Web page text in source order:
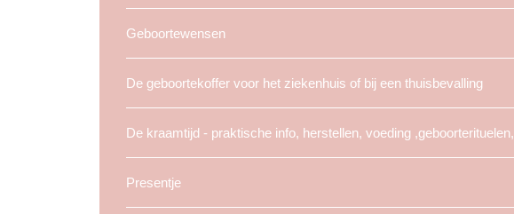
Geboortewensen
De geboortekoffer voor het ziekenhuis of bij een thuisbevalling
De kraamtijd - praktische info, herstellen, voeding ,geboorterituelen,
Presentje